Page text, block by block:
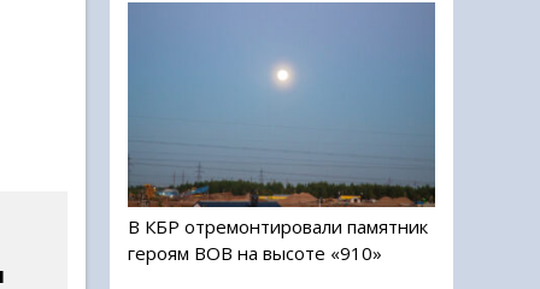
В КБР отремонтировали памятник
героям ВОВ на высоте «910»